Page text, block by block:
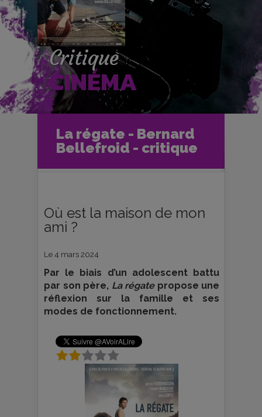
Critique
CINÉMA
La régate - Bernard
Bellefroid - critique
Accueil
Cinéma
Critiques et fiches films
Ciné-Club
La régate - Bernard Bellefroid -
critique
Où est la maison de mon
ami ?
Le 4 mars 2024
Par le biais d’un adolescent battu
par son père, La régatepropose une
réflexion sur la famille et ses
modes de fonctionnement.